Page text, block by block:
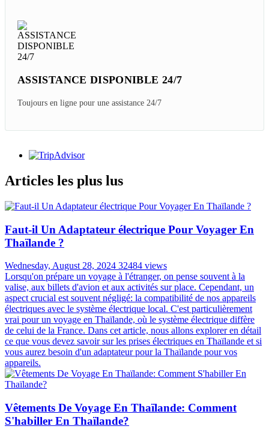
ASSISTANCE DISPONIBLE 24/7
Toujours en ligne pour une assistance 24/7
Articles les plus lus
Faut-il Un Adaptateur électrique Pour Voyager En
Thaïlande ?
Wednesday, August 28, 2024 32484 views
Lorsqu'on prépare un voyage à l'étranger, on pense souvent à la
valise, aux billets d'avion et aux activités sur place. Cependant, un
aspect crucial est souvent négligé: la compatibilité de nos appareils
électriques avec le système électrique local. C'est particulièrement
vrai pour un voyage en Thaïlande, où le système électrique diffère
de celui de la France. Dans cet article, nous allons explorer en détail
ce que vous devez savoir sur les prises électriques en Thaïlande et si
vous aurez besoin d'un adaptateur pour la Thaïlande pour vos
appareils.
Vêtements De Voyage En Thaïlande: Comment
S'habiller En Thaïlande?